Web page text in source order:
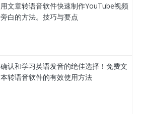
用文章转语音软件快速制作YouTube视频
旁白的方法。技巧与要点
确认和学习英语发音的绝佳选择！免费文
本转语音软件的有效使用方法